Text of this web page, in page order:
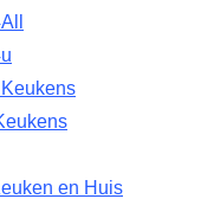
en Huis